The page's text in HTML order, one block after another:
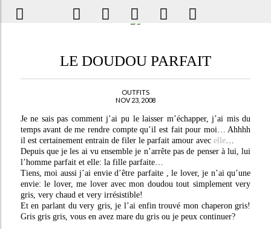
LE DOUDOU PARFAIT
OUTFITS
NOV 23, 2008
Je ne sais pas comment j’ai pu le laisser m’échapper, j’ai mis du
temps avant de me rendre compte qu’il est fait pour moi… Ahhhh
il est certainement entrain de filer le parfait amour avec elle…
Depuis que je les ai vu ensemble je n’arrête pas de penser à lui, lui
l’homme parfait et elle: la fille parfaite…
Tiens, moi aussi j’ai envie d’être parfaite , le lover, je n’ai qu’une
envie: le lover, me lover avec mon doudou tout simplement very
gris, very chaud et very irrésistible!
Et en parlant du very gris, je l’ai enfin trouvé mon chaperon gris!
Gris gris gris, vous en avez mare du gris ou je peux continuer?